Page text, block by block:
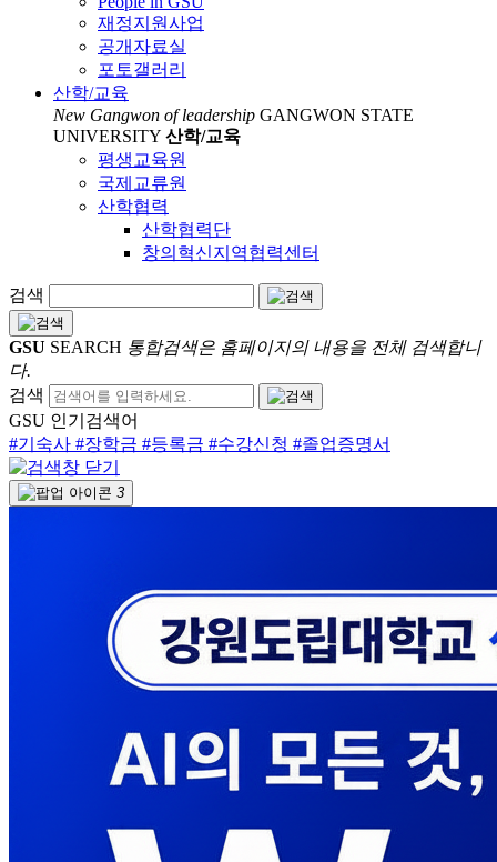
재정지원사업
공개자료실
포토갤러리
산학/교육
New Gangwon of leadership GANGWON STATE
UNIVERSITY 산학/교육
평생교육원
국제교류원
산학협력
산학협력단
창의혁신지역협력센터
검색
GSU SEARCH 통합검색은 홈페이지의 내용을 전체 검색합니
다.
검색
GSU 인기검색어
#기숙사 #장학금 #등록금 #수강신청 #졸업증명서
3